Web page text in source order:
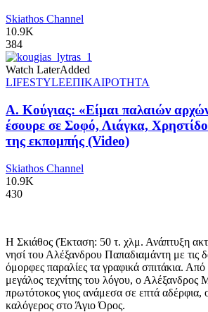
Skiathos Channel
10.9K
384
Watch LaterAdded
LIFESTYLEΕΠΙΚΑΙΡΟΤΗΤΑ
Α. Κούγιας: «Είμαι παλαιών
έσουρε σε Σοφό, Λιάγκα,
της εκπομπής (Video)
Skiathos Channel
10.9K
430
Η Σκιάθος (Έκταση: 50 τ. χλμ. Ανάπτυξη
νησί του Αλέξανδρου Παπαδιαμάντη με τις
όμορφες παραλίες τα γραφικά σπιτάκια. Από
μεγάλος τεχνίτης του λόγου, ο Αλέξανδρος
πρωτότοκος γιος ανάμεσα σε επτά αδέρφια,
καλόγερος στο Άγιο Όρος.